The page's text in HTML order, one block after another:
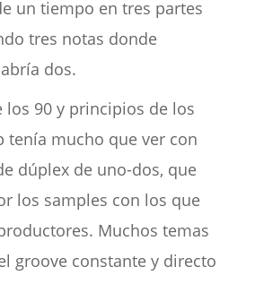
un tiempo en tres partes
tres notas donde
dos.
los 90 y principios de los
tenía mucho que ver con
dúplex de uno-dos, que
los samples con los que
Muchos temas
groove constante y directo